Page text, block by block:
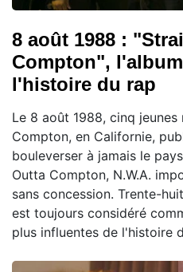
8 août 1988 :
Compton",
l'histoire du rap
Le 8 août 1988, cinq
Compton, en Californie,
bouleverser à jamais le
Outta Compton, N.W.A.
sans concession. Trente-
est toujours considéré
plus influentes de l'histoire